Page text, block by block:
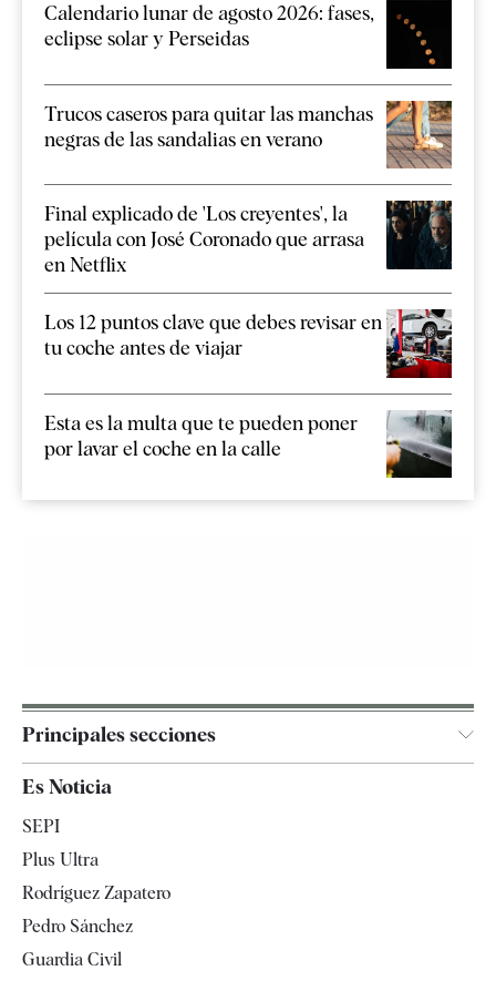
Calendario lunar de agosto 2026: fases,
eclipse solar y Perseidas
Trucos caseros para quitar las manchas
negras de las sandalias en verano
Final explicado de 'Los creyentes', la
película con José Coronado que arrasa
en Netflix
Los 12 puntos clave que debes revisar en
tu coche antes de viajar
Esta es la multa que te pueden poner
por lavar el coche en la calle
Principales secciones
España
Televisión
Es Noticia
SEPI
Plus Ultra
Rodríguez Zapatero
Pedro Sánchez
Guardia Civil